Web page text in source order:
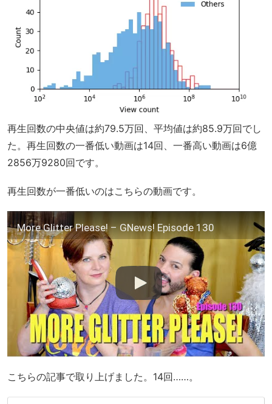
再生回数の中央値は約79.5万回、平均値は約85.9万回でし
た。再生回数の一番低い動画は14回、一番高い動画は6億
2856万9280回です。
再生回数が一番低いのはこちらの動画です。
More Glitter Please! – GNews! Episode 130
こちらの記事で取り上げました。14回……。